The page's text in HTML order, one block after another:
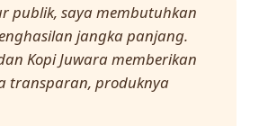
publik, saya membutuhkan
jangka panjang.
Kopi Juwara memberikan
transparan, produknya